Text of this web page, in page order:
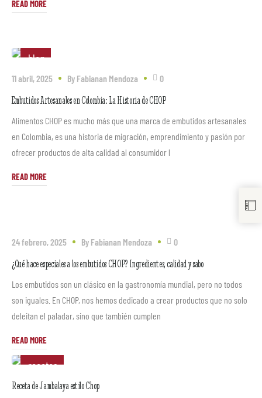
READ MORE
blog
11 abril, 2025 By Fabianan Mendoza 0
Embutidos Artesanales en Colombia: La Historia de CHOP
Alimentos CHOP es mucho más que una marca de embutidos artesanales
en Colombia, es una historia de migración, emprendimiento y pasión por
ofrecer productos de alta calidad al consumidor l
READ MORE
24 febrero, 2025 By Fabianan Mendoza 0
¿Qué hace especiales a los embutidos CHOP? Ingredientes, calidad y sabo
Los embutidos son un clásico en la gastronomía mundial, pero no todos
son iguales. En CHOP, nos hemos dedicado a crear productos que no solo
deleitan el paladar, sino que también cumplen
READ MORE
recetas
Receta de Jambalaya estilo Chop